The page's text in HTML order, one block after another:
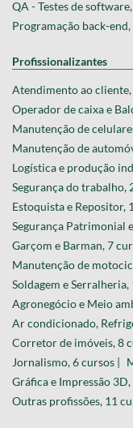
QA - Testes de
Programação back-
Profissionalizantes
Atendimento ao cliente,
Operador de caixa e
Manutenção de
Manutenção de
Logística e produção
Segurança do trabalho,
Estoquista e Repositor,
Segurança Patrimonial
Garçom e Barman, 7
Manutenção de
Soldagem e Serralheria,
Agronegócio e Meio
Ar condicionado,
Corretor de imóveis, 8
Jornalismo, 6 cursos |
Gráfica e Impressão
Outras profissões, 11